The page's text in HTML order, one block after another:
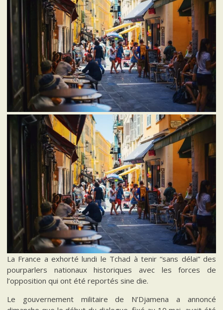
La France a exhorté lundi le Tchad à tenir “sans délai” des
pourparlers nationaux historiques avec les forces de
l’opposition qui ont été reportés sine die.
Le gouvernement militaire de N’Djamena a annoncé